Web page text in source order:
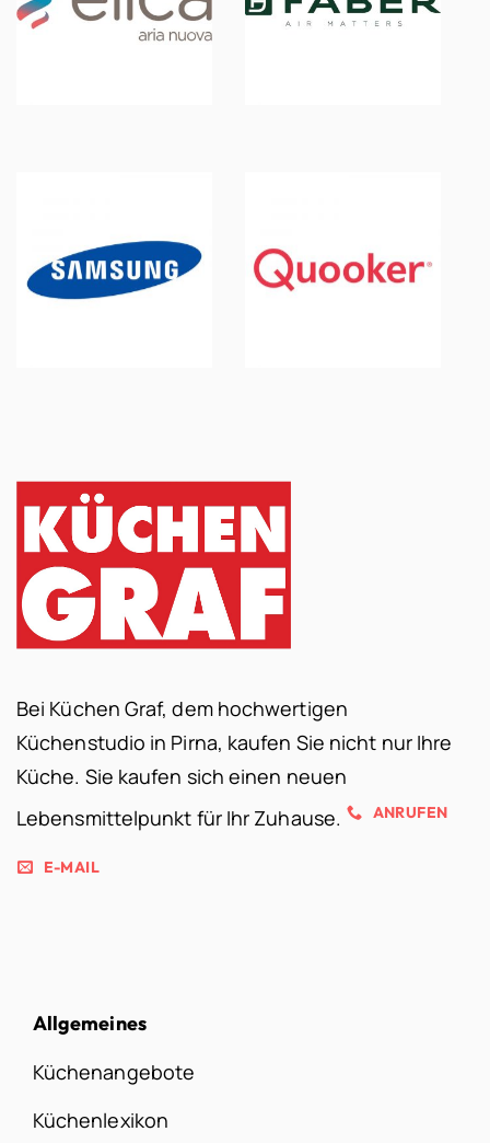
Bei Küchen Graf, dem hochwertigen
Küchenstudio in Pirna, kaufen Sie nicht nur Ihre
Küche. Sie kaufen sich einen neuen
Lebensmittelpunkt für Ihr Zuhause.
ANRUFEN
E-MAIL
Allgemeines
Küchenangebote
Küchenlexikon